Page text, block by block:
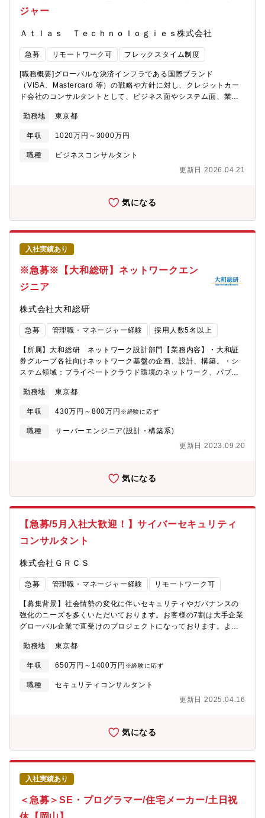
ジャー
Ａｔｌａｓ Ｔｅｃｈｎｏｌｏｇｉｅｓ株式会社
急募 リモートワーク可 フレックスタイム制度
[職務概要]グローバルな決済インフラである国際ブランド
（VISA、Mastercard 等）の戦略や方針に対し、クレジットカー
ド会社のコンサルタントとして、ビジネス面やシステム面、業務
【職務内容】国際ブランド関連業務における以下のマネジメント
業務を担当していただきます。 ・VISA、Mastercard、JCB、
AMEXとのアライアンス交渉および契約管理支援 ・国際ブラン
ドルールの解釈、社内展開、対応方針の策定支援 ・新制度やル
ン化、各種Pay対応、NPD等のプロジェクト推進支援 ・チーム
専門性の深耕やPMO特化など、個々の志向性に応じて役割の変更
ができる柔軟なフィールドを用意しております。・クレジットカ
ード関連や国際ブランド関連について経験豊富なメンバーが在籍
し、気軽に確認する風土があります。また、知識共有の場も充実
しているため、より専門性を追求することが可能です。【募集背
景】当社は、独立系Fintechコンサルティング会社として、決済
（ペイメント）関連分野を中心としたFintech領域のコンサルティ
ングやプロジェクト実行支援サービスを提供しています。プロジ
ェクトマネジメントに特化して戦略立案から事業構築、サービス
企業をはじめ、欧米のグローバル企業や東南アジアの企業などを
クライアントとして、多数のプロジェクト実績を有しています。
2018年の創業来、急速な事業成長を実現し、2022年10月に創業
果たしています。今回は、当社のさらなる成長に向けて、増員の
ための募集となります。【組織構成】第一ユニット：14名
勤務地 東京都
年収 1020万円～3000万円
職種
ビジネスコンサルタント
更新日 2026.04.21
気になる
入社実績あり
※急募※【大和総研】ネットワークエン
ジニア
株式会社大和総研
急募 管理職・マネージャー経験 採用人数5名以上
【所属】大和総研 ネットワーク設計部門【業務内容】・大和証
券グループ各社向けネットワーク基盤の企画、設計、構築。・シ
ステム領域：プライベートクラウド環境のネットワーク、パブリ
との接続、グループ各拠点のネットワーク。・技術領域：ＬＡ
Ｎ、ＷＡＮ、インターネット、セキュリティ・ポジション：プロ
ジェクトリーダー【部門詳細】・大和証券グループのIT化に向け
て、企画・設計・構築・インフラ整備を担当しています。・ま
し、データセンター、パブリッククラウドを安全かつ、柔軟に接
な働きやすい環境】★キャリア採用定着率95％以上★■平均勤続年
数：17.7年■平均年間有給休暇取得日数：18.2日1時間単位での申
請も可能であり、有給休暇の取得を促進しています。■平均残業
（所定外労働）時間：30.5時間 ※所定労働時間7.5時間■育休取
得率・育休からの復職率共に100%■住宅手当：家賃額の50％(最
大5万円)■テレワークについて：生産性向上や育児・介護の支援を
目的に、テレワークを取り入れています。またテレワークの更な
サテライトオフィスがあります。（横浜、立川、船橋）メインオ
ています。■その他充実の福利厚生はこちらから：
勤務地 東京都
年収 430万円～800万円 ※経験に応ず
職種
サーバーエンジニア(設計・構築系)
更新日 2023.09.20
気になる
【急募/5月入社大歓迎！】サイバーセキュリティ
コンサルタント
株式会社ＧＲＣＳ
急募 管理職・マネージャー経験 リモートワーク可
【募集背景】社会情勢の変化に伴いセキュリティやガバナンスの
強化のニーズを多くいただいております。お客様の7割は大手企業
グローバル企業で直受けのプロジェクトになっております。より
するというミッションをともに実現してくれる仲間を募集してい
ます。【仕事内容】サイバーセキュリティに関する調査・課題解
決・アフターフォローを行っているプロジェクト、もしくは、主
に金融機関を対象としたサイバーセキュリティ演習の事務局とし
【想定業務】・金融機関向けサイバーセキュリティ演習実施(シナ
題整理と対策策定・次回計画策定 等)・海外拠点(英語圏)向けサ
イバーセキュリティ演習実施・NIST CSFによるリスクアセスメン
ト・CIS Controlsによるリスクアセスメント・NIST SP800-171
準拠相当のコンサルティング【働く環境】本ポジションの配属先
は大手証券会社でのプロジェクトとなり、専門性を活かした業務
に携わることができます。チームは5名程度で構成されており、サ
イバーセキュリティの有識者から新卒2年目のメンバーまで幅広い
層が在籍しています。チームの雰囲気は、常に意見交換やフィー
勤務地 東京都
年収 650万円～1400万円 ※経験に応ず
職種
セキュリティコンサルタント
更新日 2025.04.16
気になる
入社実績あり
＜急募＞SE・プログラマー/住宅メーカー/土日祝